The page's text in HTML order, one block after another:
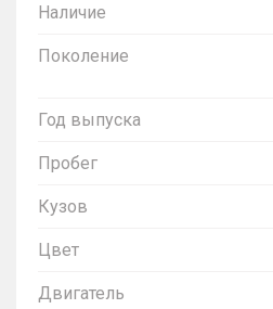
Наличие
Поколение
Год выпуска
Пробег
Кузов
Цвет
Двигатель